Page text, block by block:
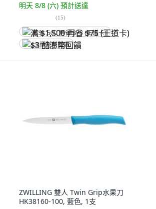
明天 8/8 (六) 預計送達
(15)
满 $1,500 再省 $75 (王道卡)
$3 酷澎幣回饋
ZWILLING 雙人 Twin Grip水果刀
HK38160-100, 藍色, 1支